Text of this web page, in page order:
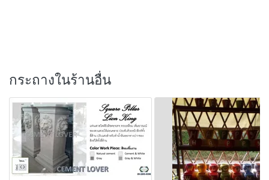
กระถางในร้านอื่น